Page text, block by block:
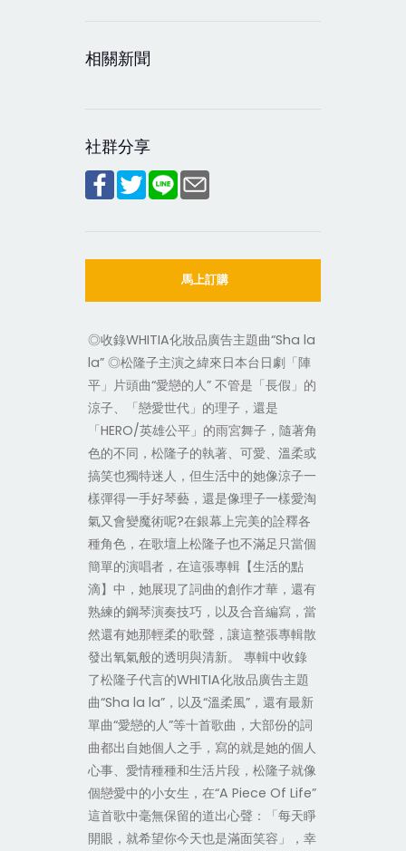
相關新聞
社群分享
馬上訂購
◎收錄WHITIA化妝品廣告主題曲“Sha la
la” ◎松隆子主演之緯來日本台日劇「陣
平」片頭曲“愛戀的人” 不管是「長假」的
涼子、「戀愛世代」的理子，還是
「HERO/英雄公平」的雨宮舞子，隨著角
色的不同，松隆子的執著、可愛、溫柔或
搞笑也獨特迷人，但生活中的她像涼子一
樣彈得一手好琴藝，還是像理子一樣愛淘
氣又會變魔術呢?在銀幕上完美的詮釋各
種角色，在歌壇上松隆子也不滿足只當個
簡單的演唱者，在這張專輯【生活的點
滴】中，她展現了詞曲的創作才華，還有
熟練的鋼琴演奏技巧，以及合音編寫，當
然還有她那輕柔的歌聲，讓這整張專輯散
發出氧氣般的透明與清新。 專輯中收錄
了松隆子代言的WHITIA化妝品廣告主題
曲“Sha la la”，以及“溫柔風”，還有最新
單曲“愛戀的人”等十首歌曲，大部份的詞
曲都出自她個人之手，寫的就是她的個人
心事、愛情種種和生活片段，松隆子就像
個戀愛中的小女生，在“A Piece Of Life”
這首歌中毫無保留的道出心聲：「每天睜
開眼，就希望你今天也是滿面笑容」，幸